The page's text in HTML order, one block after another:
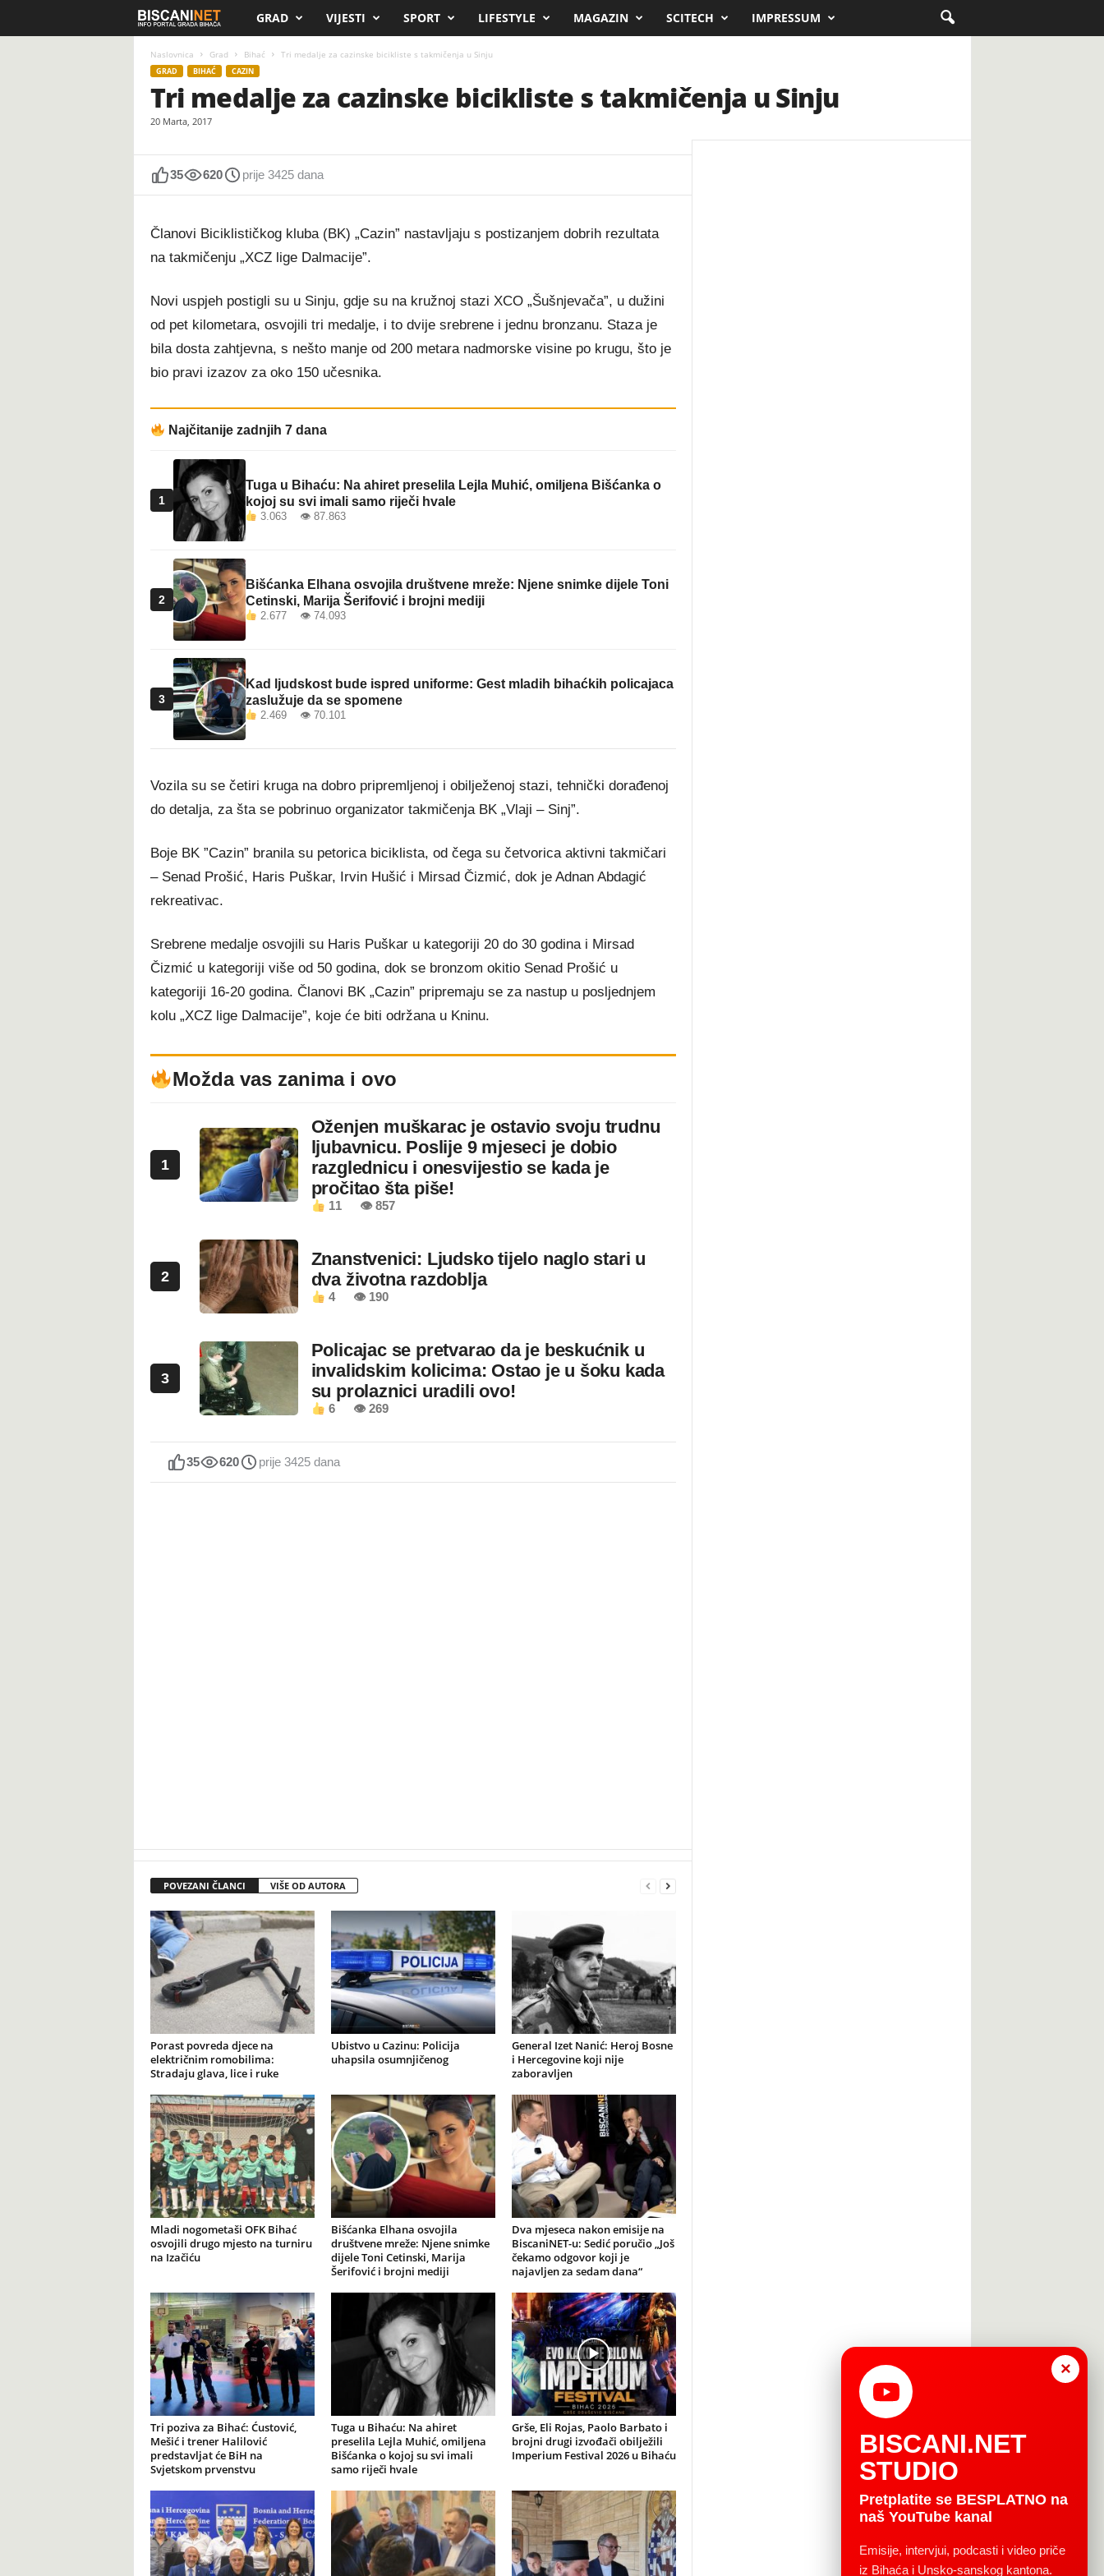
i
s
n
i
n
t
GRAD VIJESTI SPORT LIFESTYLE MAGAZIN SCITECH IMPRESSUM
Naslovnica Grad Bihać Tri medalje za cazinske bicikliste s takmičenja u Sinju
GRAD BIHAĆ CAZIN
Tri medalje za cazinske bicikliste s takmičenja u Sinju
20 Marta, 2017
35 620 prije 3425 dana
Članovi Biciklističkog kluba (BK) „Cazin” nastavljaju s postizanjem dobrih rezultata
na takmičenju „XCZ lige Dalmacije”.
Novi uspjeh postigli su u Sinju, gdje su na kružnoj stazi XCO „Šušnjevača”, u dužini
od pet kilometara, osvojili tri medalje, i to dvije srebrene i jednu bronzanu. Staza je
bila dosta zahtjevna, s nešto manje od 200 metara nadmorske visine po krugu, što je
bio pravi izazov za oko 150 učesnika.
Najčitanije zadnjih 7 dana
1
Tuga u Bihaću: Na ahiret preselila Lejla Muhić, omiljena Bišćanka o
kojoj su svi imali samo riječi hvale
3.063 👁 87.863
2
Bišćanka Elhana osvojila društvene mreže: Njene snimke dijele Toni
Cetinski, Marija Šerifović i brojni mediji
2.677 👁 74.093
3
Kad ljudskost bude ispred uniforme: Gest mladih bihaćkih policajaca
zaslužuje da se spomene
2.469 👁 70.101
Vozila su se četiri kruga na dobro pripremljenoj i obilježenoj stazi, tehnički dorađenoj
do detalja, za šta se pobrinuo organizator takmičenja BK „Vlaji – Sinj”.
Boje BK ”Cazin” branila su petorica biciklista, od čega su četvorica aktivni takmičari
– Senad Prošić, Haris Puškar, Irvin Hušić i Mirsad Čizmić, dok je Adnan Abdagić
rekreativac.
Srebrene medalje osvojili su Haris Puškar u kategoriji 20 do 30 godina i Mirsad
Čizmić u kategoriji više od 50 godina, dok se bronzom okitio Senad Prošić u
kategoriji 16-20 godina. Članovi BK „Cazin” pripremaju se za nastup u posljednjem
kolu „XCZ lige Dalmacije”, koje će biti održana u Kninu.
Možda vas zanima i ovo
1
Oženjen muškarac je ostavio svoju trudnu
ljubavnicu. Poslije 9 mjeseci je dobio
razglednicu i onesvijestio se kada je
pročitao šta piše!
11 👁 857
2
Znanstvenici: Ljudsko tijelo naglo stari u
dva životna razdoblja
4 👁 190
3
Policajac se pretvarao da je beskućnik u
invalidskim kolicima: Ostao je u šoku kada
su prolaznici uradili ovo!
6 👁 269
35 620 prije 3425 dana
POVEZANI ČLANCI VIŠE OD AUTORA
Porast povreda djece na
električnim romobilima:
Stradaju glava, lice i ruke
Ubistvo u Cazinu: Policija
uhapsila osumnjičenog
General Izet Nanić: Heroj Bosne
i Hercegovine koji nije
zaboravljen
Mladi nogometaši OFK Bihać
osvojili drugo mjesto na turniru
na Izačiću
Bišćanka Elhana osvojila
društvene mreže: Njene snimke
dijele Toni Cetinski, Marija
Šerifović i brojni mediji
Dva mjeseca nakon emisije na
BiscaniNET-u: Sedić poručio „Još
čekamo odgovor koji je
najavljen za sedam dana“
Tri poziva za Bihać: Ćustović,
Mešić i trener Halilović
predstavljat će BiH na
Svjetskom prvenstvu
Tuga u Bihaću: Na ahiret
preselila Lejla Muhić, omiljena
Bišćanka o kojoj su svi imali
samo riječi hvale
Grše, Eli Rojas, Paolo Barbato i
brojni drugi izvođači obilježili
Imperium Festival 2026 u Bihaću
×
BISCANI.NET
STUDIO
Pretplatite se BESPLATNO na
naš YouTube kanal
Emisije, intervjui, podcasti i video priče
iz Bihaća i Unsko-sanskog kantona.